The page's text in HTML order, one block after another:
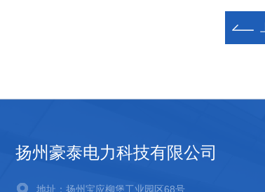
扬州豪泰电力科技有限公司
地址：扬州宝应柳堡工业园区68号